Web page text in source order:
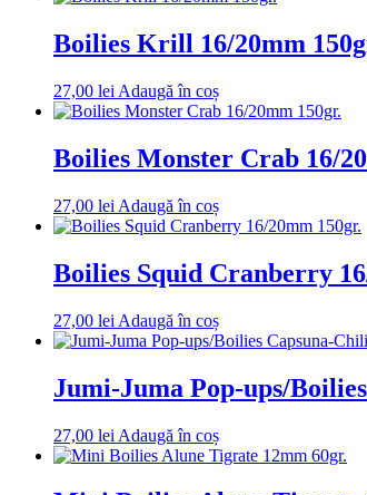
Boilies Krill 16/20mm
27,00 lei Adaugă în coș
Boilies Monster Crab 16/
27,00 lei Adaugă în coș
Boilies Squid Cranberry
27,00 lei Adaugă în coș
Jumi-Juma Pop-ups/
27,00 lei Adaugă în coș